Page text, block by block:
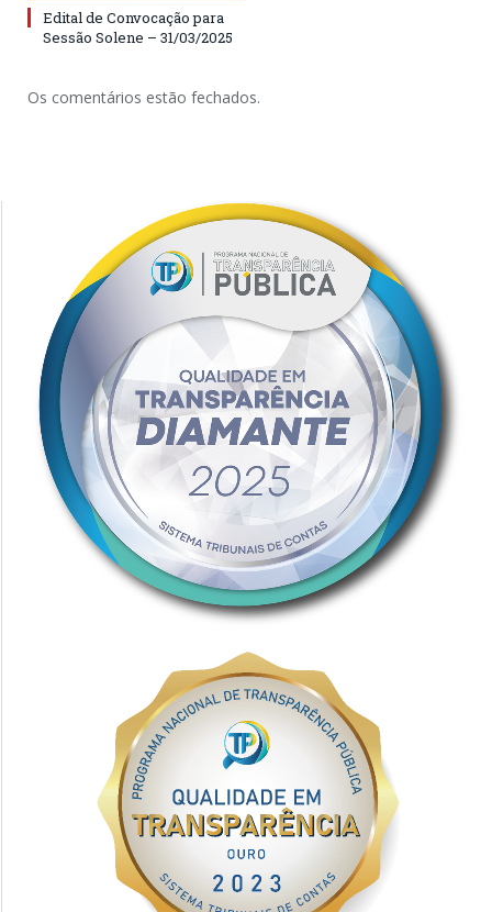
Edital de Convocação para
Sessão Solene – 31/03/2025
Os comentários estão fechados.